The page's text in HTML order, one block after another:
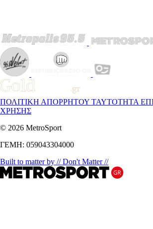
ΠΟΛΙΤΙΚΗ ΑΠΟΡΡΗΤΟΥ ΤΑΥΤΟΤΗΤΑ
ΧΡΗΣΗΣ
© 2026 MetroSport
ΓΕΜΗ: 059043304000
Built to matter by // Don't Matter //